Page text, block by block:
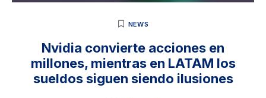
NEWS
Nvidia convierte acciones en
millones, mientras en LATAM los
sueldos siguen siendo ilusiones